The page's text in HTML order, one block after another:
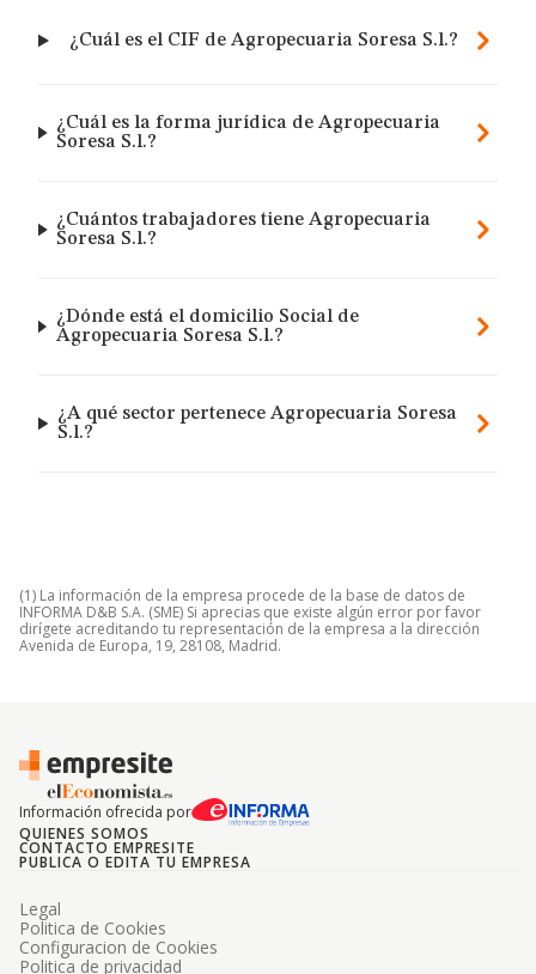
¿Cuál es el CIF de Agropecuaria Soresa S.l.?
¿Cuál es la forma jurídica de Agropecuaria
Soresa S.l.?
¿Cuántos trabajadores tiene Agropecuaria
Soresa S.l.?
¿Dónde está el domicilio Social de
Agropecuaria Soresa S.l.?
¿A qué sector pertenece Agropecuaria Soresa
S.l.?
(1) La información de la empresa procede de la base de datos de
INFORMA D&B S.A. (SME) Si aprecias que existe algún error por favor
dirígete acreditando tu representación de la empresa a la dirección
Avenida de Europa, 19, 28108, Madrid.
Información ofrecida por
QUIENES SOMOS
CONTACTO EMPRESITE
PUBLICA O EDITA TU EMPRESA
Legal
Politica de Cookies
Configuracion de Cookies
Politica de privacidad